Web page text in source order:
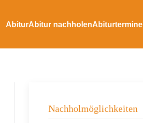
AbiturAbitur nachholenAbiturtermine
Nachholmöglichkeiten